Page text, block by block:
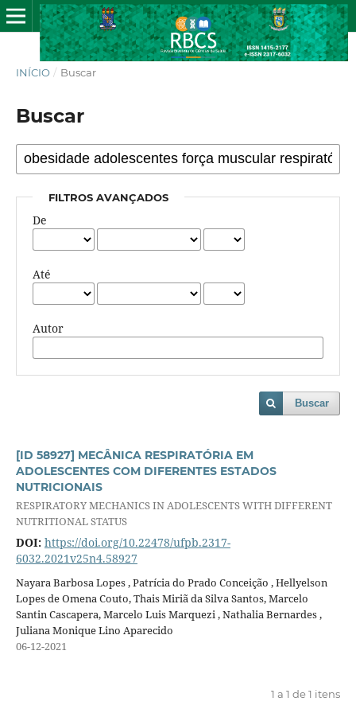
INÍCIO / Buscar
Buscar
FILTROS AVANÇADOS
De
Até
Autor
Buscar
[ID 58927] MECÂNICA RESPIRATÓRIA EM
ADOLESCENTES COM DIFERENTES ESTADOS
NUTRICIONAIS
RESPIRATORY MECHANICS IN ADOLESCENTS WITH DIFFERENT
NUTRITIONAL STATUS
DOI: https://doi.org/10.22478/ufpb.2317-
6032.2021v25n4.58927
Nayara Barbosa Lopes , Patrícia do Prado Conceição , Hellyelson
Lopes de Omena Couto, Thais Miriã da Silva Santos, Marcelo
Santin Cascapera, Marcelo Luis Marquezi , Nathalia Bernardes ,
Juliana Monique Lino Aparecido
06-12-2021
1 a 1 de 1 itens